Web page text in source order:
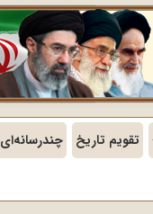
تقویم تاریخ چندرسانه‌ای